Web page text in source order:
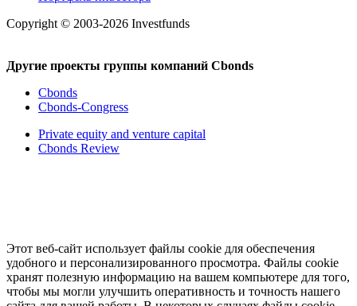
Copyright © 2003-2026 Investfunds
Другие проекты группы компаний Cbonds
Cbonds
Cbonds-Congress
Private equity and venture capital
Cbonds Review
Этот веб-сайт использует файлы cookie для обеспечения
удобного и персонализированного просмотра. Файлы cookie
хранят полезную информацию на вашем компьютере для того,
чтобы мы могли улучшить оперативность и точность нашего